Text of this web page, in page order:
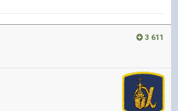
3 611